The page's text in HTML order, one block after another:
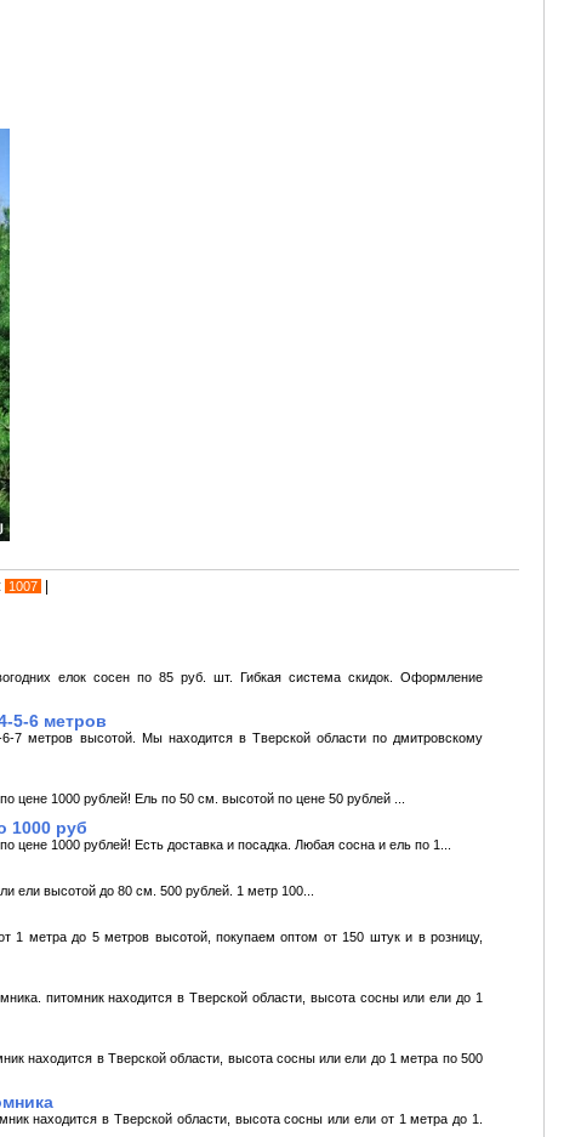
1007 |
елок сосен по 85 руб. шт. Гибкая система скидок. Оформление
5-6 метров
7 метров высотой. Мы находится в Тверской области по дмитровскому
цене 1000 рублей! Ель по 50 см. высотой по цене 50 рублей ...
1000 руб
1000 рублей! Есть доставка и посадка. Любая сосна и ель по 1...
ели высотой до 80 см. 500 рублей. 1 метр 100...
1 метра до 5 метров высотой, покупаем оптом от 150 штук и в розницу,
питомник находится в Тверской области, высота сосны или ели до 1
находится в Тверской области, высота сосны или ели до 1 метра по 500
находится в Тверской области, высота сосны или ели от 1 метра до 1.